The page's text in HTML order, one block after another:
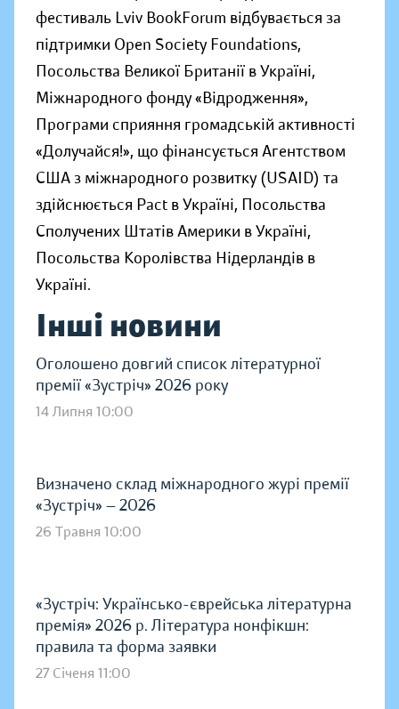
фестиваль Lviv BookForum відбувається за
підтримки Open Society Foundations,
Посольства Великої Британії в Україні,
Міжнародного фонду «Відродження»,
Програми сприяння громадській активності
«Долучайся!», що фінансується Агентством
США з міжнародного розвитку (USAID) та
здійснюється Pact в Україні, Посольства
Сполучених Штатів Америки в Україні,
Посольства Королівства Нідерландів в
Україні.
Інші новини
Оголошено довгий список літературної
премії «Зустріч» 2026 року
14 Липня 10:00
Визначено склад міжнародного журі премії
«Зустріч» — 2026
26 Травня 10:00
«Зустріч: Українсько-єврейська літературна
премія» 2026 р. Література нонфікшн:
правила та форма заявки
27 Січеня 11:00